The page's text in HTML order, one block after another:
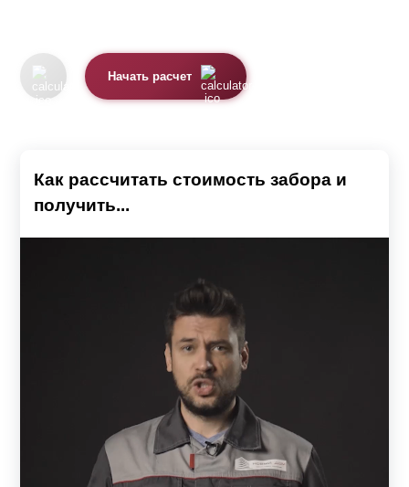
Начать расчет
Как рассчитать стоимость забора и
получить...